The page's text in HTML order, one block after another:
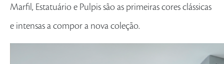
Marfil, Estatuário e Pulpis são as primeiras cores clássicas
e intensas a compor a nova coleção.